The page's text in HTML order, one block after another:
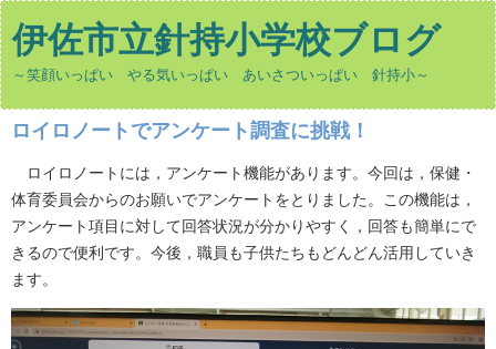
伊佐市立針持小学校ブログ
～笑顔いっぱい やる気いっぱい あいさついっぱい 針持小～
ロイロノートでアンケート調査に挑戦！
ロイロノートには，アンケート機能があります。今回は，保健・
体育委員会からのお願いでアンケートをとりました。この機能は，
アンケート項目に対して回答状況が分かりやすく，回答も簡単にで
きるので便利です。今後，職員も子供たちもどんどん活用していき
ます。